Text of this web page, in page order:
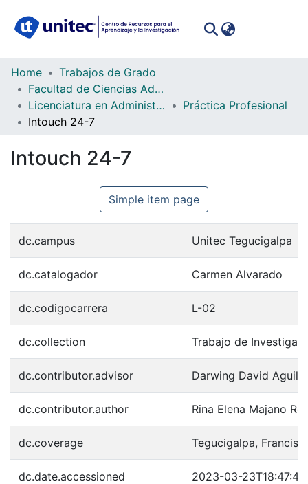
Communities
Collections
Statistics
Home
Trabajos de Grado
Facultad de Ciencias Administrativas y Sociales
Licenciatura en Administración Industrial e Inteligencia de Negocios
Práctica Profesional
Intouch 24-7
Intouch 24-7
Simple item page
dc.campus Unitec Tegucigalpa
dc.catalogador Carmen Alvarado
dc.codigocarrera L-02
dc.collection Trabajo de
dc.contributor.advisor Darwing David
dc.contributor.author Rina Elena Majano
dc.coverage Tegucigalpa,
dc.date.accessioned 2023-03-